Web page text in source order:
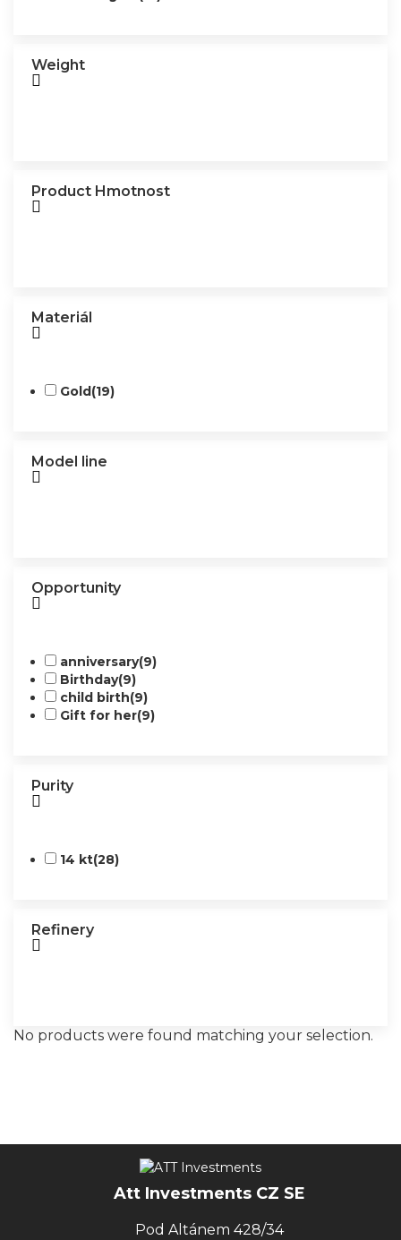
Weight
Product Hmotnost
Materiál
Gold(19)
Model line
Opportunity
anniversary(9)
Birthday(9)
child birth(9)
Gift for her(9)
Purity
14 kt(28)
Refinery
No products were found matching your selection.
Att Investments CZ SE
Pod Altánem 428/34